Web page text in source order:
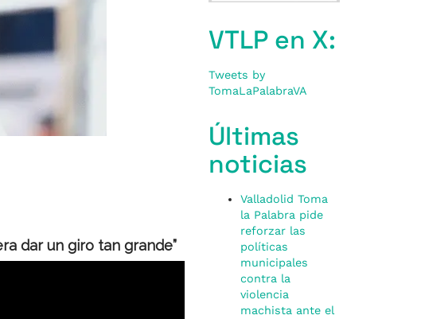
dar un giro tan grande”
VTLP en X:
Tweets by
TomaLaPalabraVA
Últimas
noticias
Valladolid Toma
la Palabra pide
reforzar las
políticas
municipales
contra la
violencia
machista ante el